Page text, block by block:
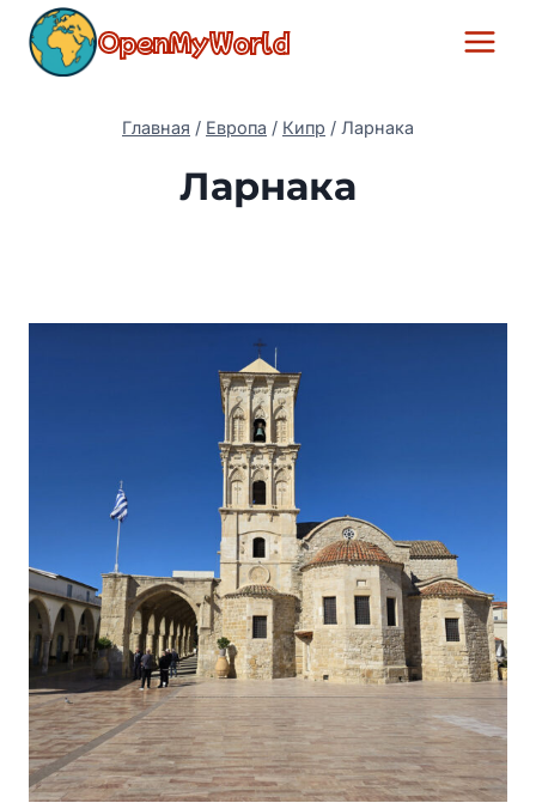
Перейти
содержимому
OpenMyWorld
Главная / Европа / Кипр / Ларнака
Ларнака